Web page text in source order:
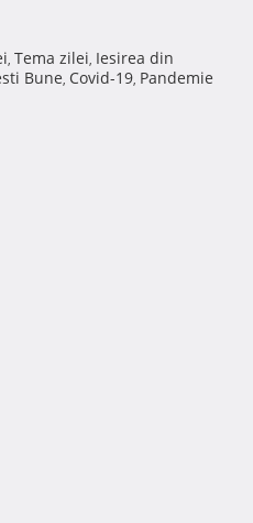
, Tema zilei, Iesirea din
Bune, Covid-19, Pandemie